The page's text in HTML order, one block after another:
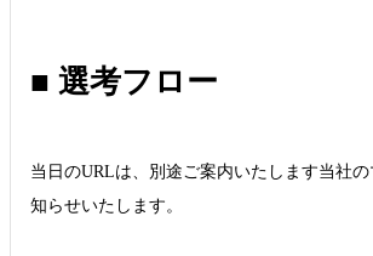
■ 選考フロー
当日のURLは、別途ご案内いたします当社
知らせいたします。